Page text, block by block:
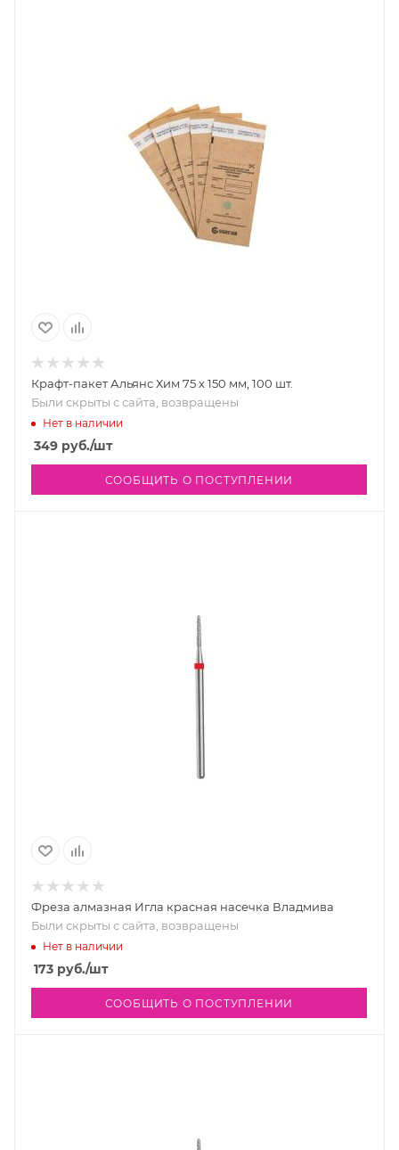
Крафт-пакет Альянс Хим 75 х 150 мм, 100 шт.
Были скрыты с сайта, возвращены
Нет в наличии
349 руб./шт
СООБЩИТЬ О ПОСТУПЛЕНИИ
Фреза алмазная Игла красная насечка Владмива
Были скрыты с сайта, возвращены
Нет в наличии
173 руб./шт
СООБЩИТЬ О ПОСТУПЛЕНИИ